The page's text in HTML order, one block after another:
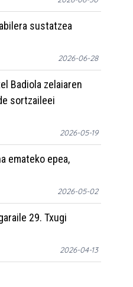
sustatzea
2026-06-28
Badiola zelaiaren
sortzaileei
2026-05-19
emateko epea,
2026-05-02
29. Txugi
2026-04-13